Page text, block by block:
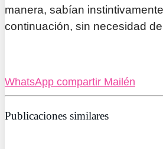
manera, sabían
continuación, sin necesidad
WhatsApp compartir Mailén
Publicaciones similares